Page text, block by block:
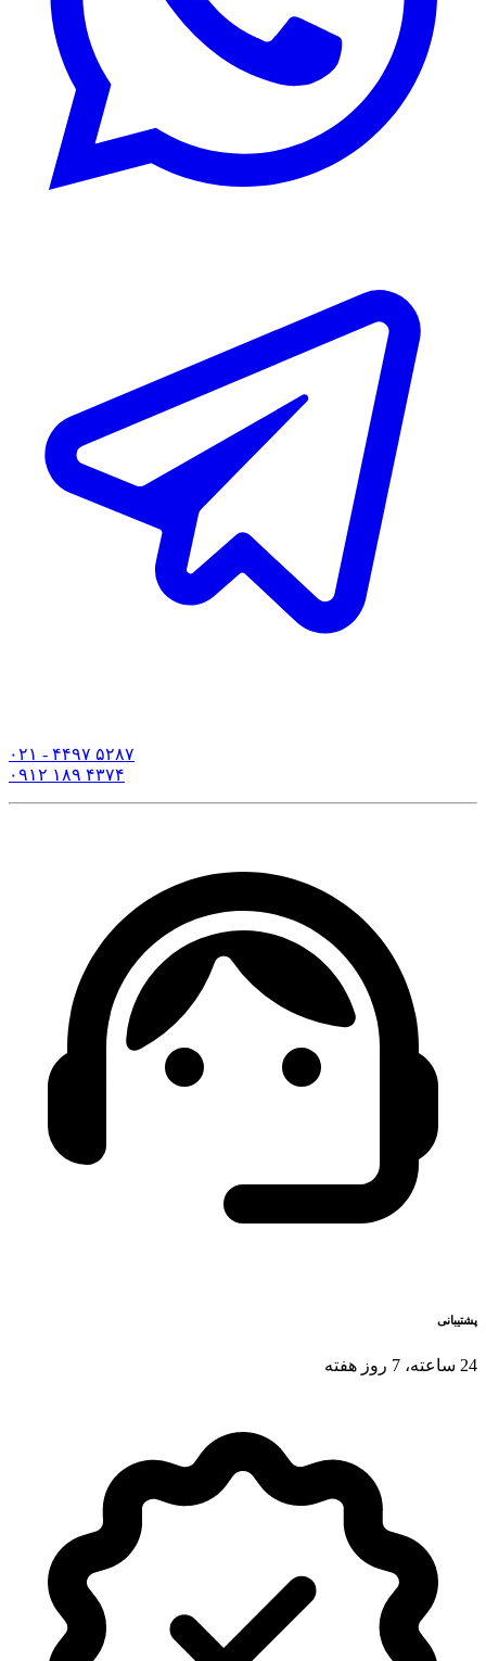
۰۲۱ - ۴۴۹۷ ۵۲۸۷
۰۹۱۲ ۱۸۹ ۴۳۷۴
پشتیبانی
24 ساعته، 7 روز هفته